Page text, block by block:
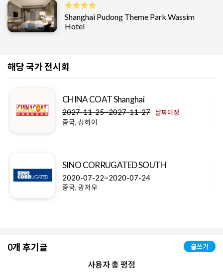
Shanghai Pudong Theme Park Wassim
Hotel
해당 국가 전시회
CHINA COAT Shanghai
2027-11-25~2027-11-27 날짜미정
중국, 상하이
SINO CORRUGATED SOUTH
2020-07-22~2020-07-24
중국, 광저우
0개 후기글 글쓰기
사용자 총 평점